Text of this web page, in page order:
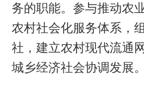
务的职能。参与推动农
农村社会化服务体系，
社，建立农村现代流通
城乡经济社会协调发展。